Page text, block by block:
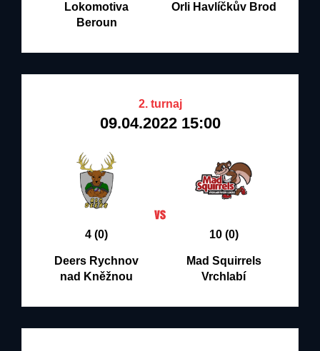
Lokomotiva
Beroun
Orli Havlíčkův Brod
2. turnaj
09.04.2022 15:00
4 (0)
Deers Rychnov
nad Kněžnou
10 (0)
Mad Squirrels
Vrchlabí